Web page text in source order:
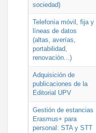
sociedad)
Telefonía móvil, fija y
líneas de datos
(altas, averías,
portabilidad,
renovación...)
Adquisición de
publicaciones de la
Editorial UPV
Gestión de estancias
Erasmus+ para
personal: STA y STT